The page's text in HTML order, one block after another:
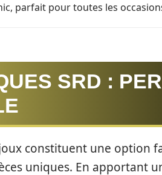
parfait pour toutes les
SRD :
constituent une option
uniques. En apportant